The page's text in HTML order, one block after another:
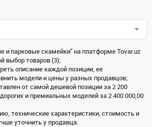
и парковые скамейки" на платформе Tovar.uz
выбор товаров (3);
описание каждой позиции, ее
модели и цены у разных продавцов;
от самой дешевой позиции за 2 200
и премиальных моделей за 2 400 000,00
технические характеристики, стоимость и
уточнить у продавца.